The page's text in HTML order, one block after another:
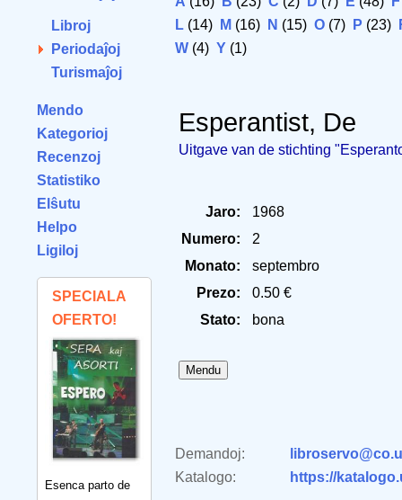
Libroj
Periodaĵoj
Turismaĵoj
Mendo
Kategorioj
Recenzoj
Statistiko
Elŝutu
Helpo
Ligiloj
SPECIALA
OFERTO!
Esenca parto de
L (14) M (16) N (15) O (7) P (23)
W (4) Y (1)
Esperantist, De
Uitgave van de stichting
Jaro:
1968
Numero:
2
Monato:
septembro
Prezo:
0.50 €
Stato:
bona
Demandoj:
Katalogo:
https://